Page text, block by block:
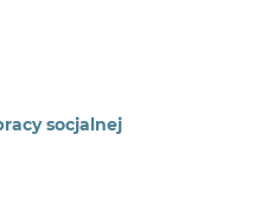
socjalnej